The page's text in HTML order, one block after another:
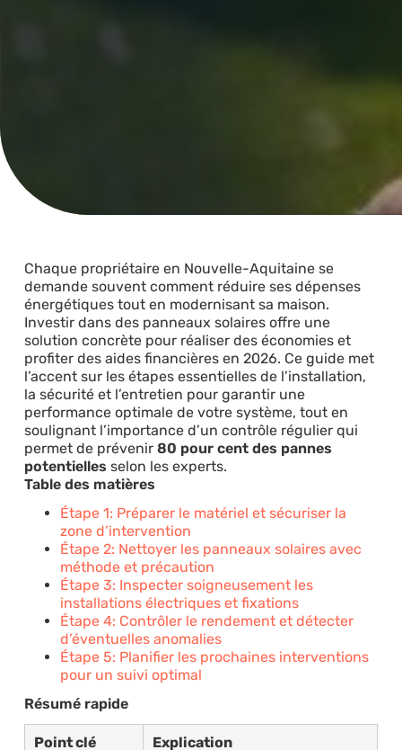
Chaque propriétaire en Nouvelle-Aquitaine se
demande souvent comment réduire ses dépenses
énergétiques tout en modernisant sa maison.
Investir dans des panneaux solaires offre une
solution concrète pour réaliser des économies et
profiter des aides financières en 2026. Ce guide met
l’accent sur les étapes essentielles de l’installation,
la sécurité et l’entretien pour garantir une
performance optimale de votre système, tout en
soulignant l’importance d’un contrôle régulier qui
permet de prévenir 80 pour cent des pannes
potentielles selon les experts.
Table des matières
Étape 1: Préparer le matériel et sécuriser la
zone d’intervention
Étape 2: Nettoyer les panneaux solaires avec
méthode et précaution
Étape 3: Inspecter soigneusement les
installations électriques et fixations
Étape 4: Contrôler le rendement et détecter
d’éventuelles anomalies
Étape 5: Planifier les prochaines interventions
pour un suivi optimal
Résumé rapide
Point clé Explication